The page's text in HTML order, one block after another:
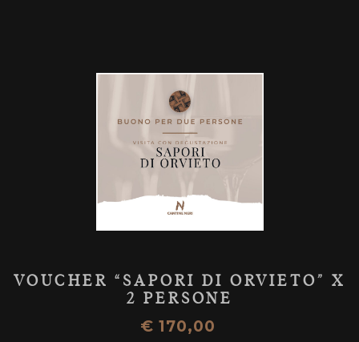
VOUCHER “SAPORI DI ORVIETO” X
2 PERSONE
€ 170,00